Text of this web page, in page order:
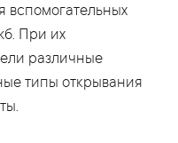
вспомогательных
При их
различные
типы открывания